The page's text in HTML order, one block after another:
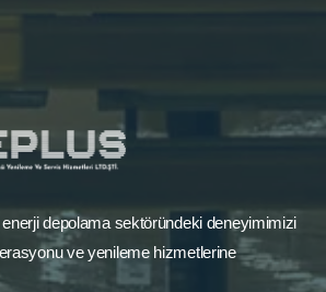
depolama sektöründeki deneyimimizi
ve yenileme hizmetlerine